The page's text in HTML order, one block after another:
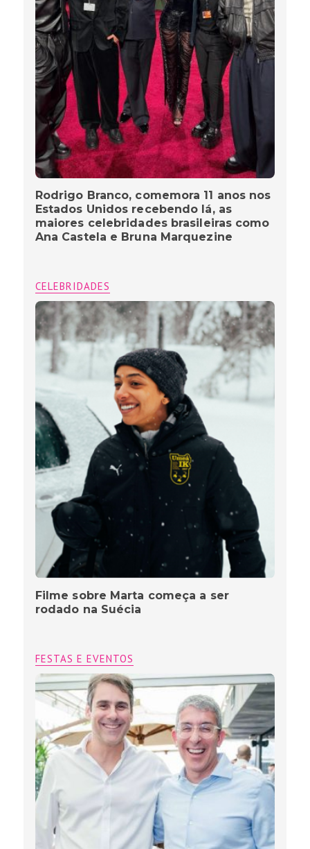
Rodrigo Branco, comemora 11 anos nos
Estados Unidos recebendo lá, as
maiores celebridades brasileiras como
Ana Castela e Bruna Marquezine
CELEBRIDADES
Filme sobre Marta começa a ser
rodado na Suécia
FESTAS E EVENTOS